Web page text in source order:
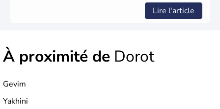
Lire l'article
À proximité de Dorot
Gevim
Yakhini